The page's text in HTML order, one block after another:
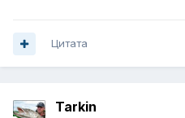
Цитата
Tarkin